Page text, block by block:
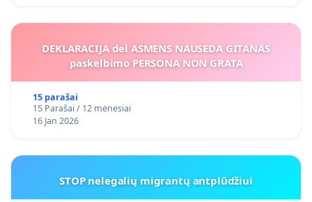
DEKLARACIJA del ASMENS NAUSEDA GITANAS
paskelbimo PERSONA NON GRATA
15 parašai
15 Parašai / 12 mėnesiai
16 Jan 2026
STOP nelegalių migrantų antplūdžiui